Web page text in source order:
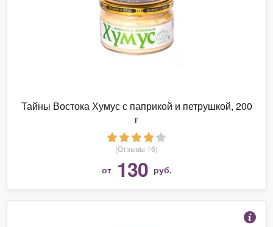
Тайны Востока Хумус с паприкой и петрушкой, 200
г
(Отзывы 16)
от 130 руб.